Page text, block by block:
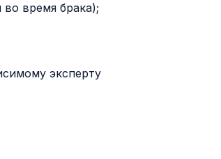
время брака);
эксперту